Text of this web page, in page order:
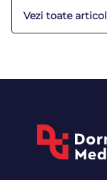
Vezi toate